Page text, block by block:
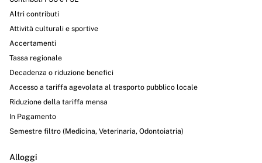
Altri contributi
Attività culturali e sportive
Accertamenti
Tassa regionale
Decadenza o riduzione benefici
Accesso a tariffa agevolata al trasporto pubblico locale
Riduzione della tariffa mensa
In Pagamento
Semestre filtro (Medicina, Veterinaria, Odontoiatria)
Alloggi